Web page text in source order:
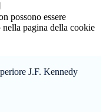
possono essere
pagina della cookie
J.F. Kennedy